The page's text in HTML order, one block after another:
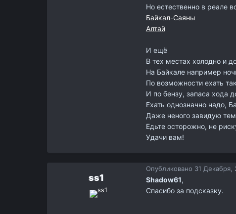
Но естественно в реале
Байкал-Саяны
Алтай
И ещё
В тех местах холодно и
На Байкале например
По возможности ехать
И по бензу, запаса хода
Ехать однозначно надо,
Даже неного завидую
Едьте осторожно, не
Удачи вам!
ss1
Опубликовано 31 Декабря,
Shadow61,
Спасибо за подсказку.